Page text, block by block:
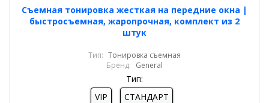
Cъемная тонировка жесткая на передние окна |
быстросъемная, жаропрочная, комплект из 2
штук
Тип: Тонировка съемная
Бренд: General
Тип:
VIP
СТАНДАРТ